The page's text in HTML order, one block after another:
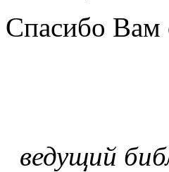
Спасибо Вам
ведущий